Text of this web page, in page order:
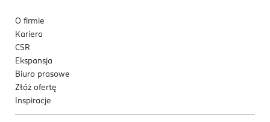
O firmie
Kariera
CSR
Ekspansja
Biuro prasowe
Złóż ofertę
Inspiracje